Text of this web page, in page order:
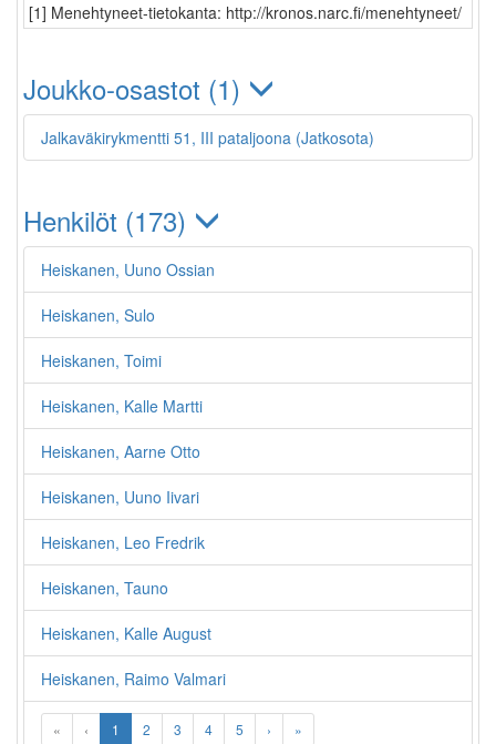
[1] Menehtyneet-tietokanta: http://kronos.narc.fi/menehtyneet/
Joukko-osastot (1)
Jalkaväkirykmentti 51, III pataljoona (Jatkosota)
Henkilöt (173)
Heiskanen, Uuno Ossian
Heiskanen, Sulo
Heiskanen, Toimi
Heiskanen, Kalle Martti
Heiskanen, Aarne Otto
Heiskanen, Uuno Iivari
Heiskanen, Leo Fredrik
Heiskanen, Tauno
Heiskanen, Kalle August
Heiskanen, Raimo Valmari
« ‹ 1 2 3 4 5 › »